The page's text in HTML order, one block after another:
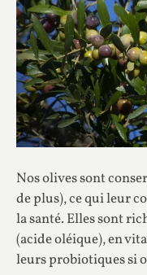
Nos olives sont
de plus), ce qui leur
la santé. Elles sont
(acide oléique), en
leurs probiotiques si